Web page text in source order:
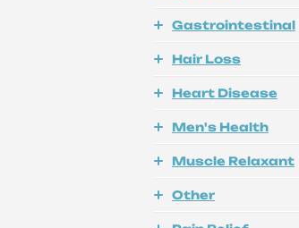
Gastrointestinal
Hair Loss
Heart Disease
Men's Health
Muscle Relaxant
Other